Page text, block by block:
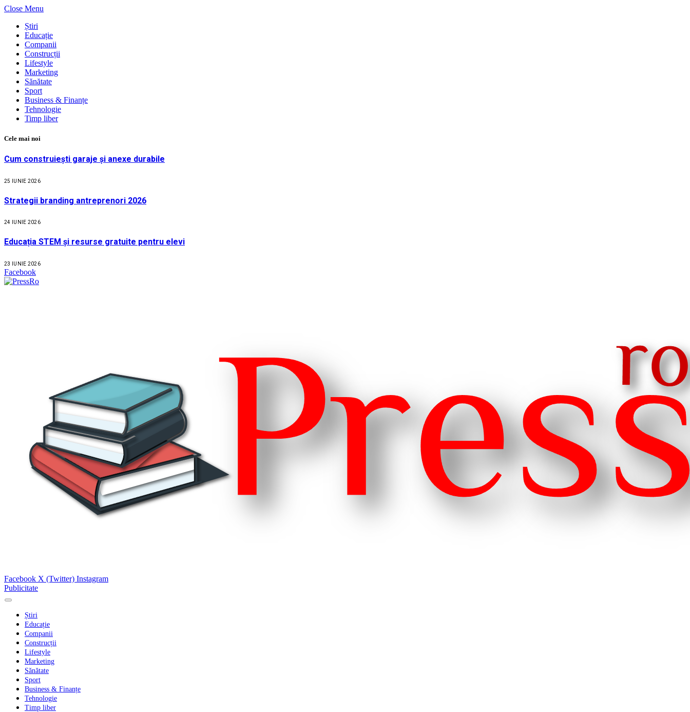
Close Menu
Știri
Educație
Companii
Construcții
Lifestyle
Marketing
Sănătate
Sport
Business & Finanțe
Tehnologie
Timp liber
Cele mai noi
Cum construiești garaje și anexe durabile
25 IUNIE 2026
Strategii branding antreprenori 2026
24 IUNIE 2026
Educația STEM și resurse gratuite pentru elevi
23 IUNIE 2026
Facebook
Facebook X (Twitter) Instagram
Publicitate
Știri
Educație
Companii
Construcții
Lifestyle
Marketing
Sănătate
Sport
Business & Finanțe
Tehnologie
Timp liber